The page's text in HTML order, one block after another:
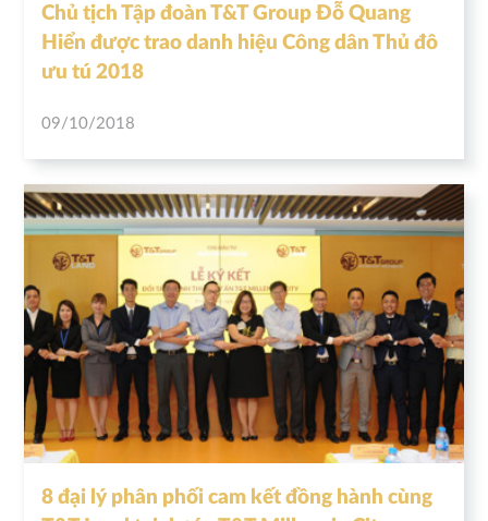
Chủ tịch Tập đoàn T&T Group Đỗ Quang
Hiển được trao danh hiệu Công dân Thủ đô
ưu tú 2018
09/10/2018
8 đại lý phân phối cam kết đồng hành cùng